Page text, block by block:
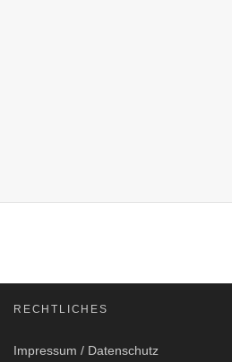
RECHTLICHES
Impressum / Datenschutz